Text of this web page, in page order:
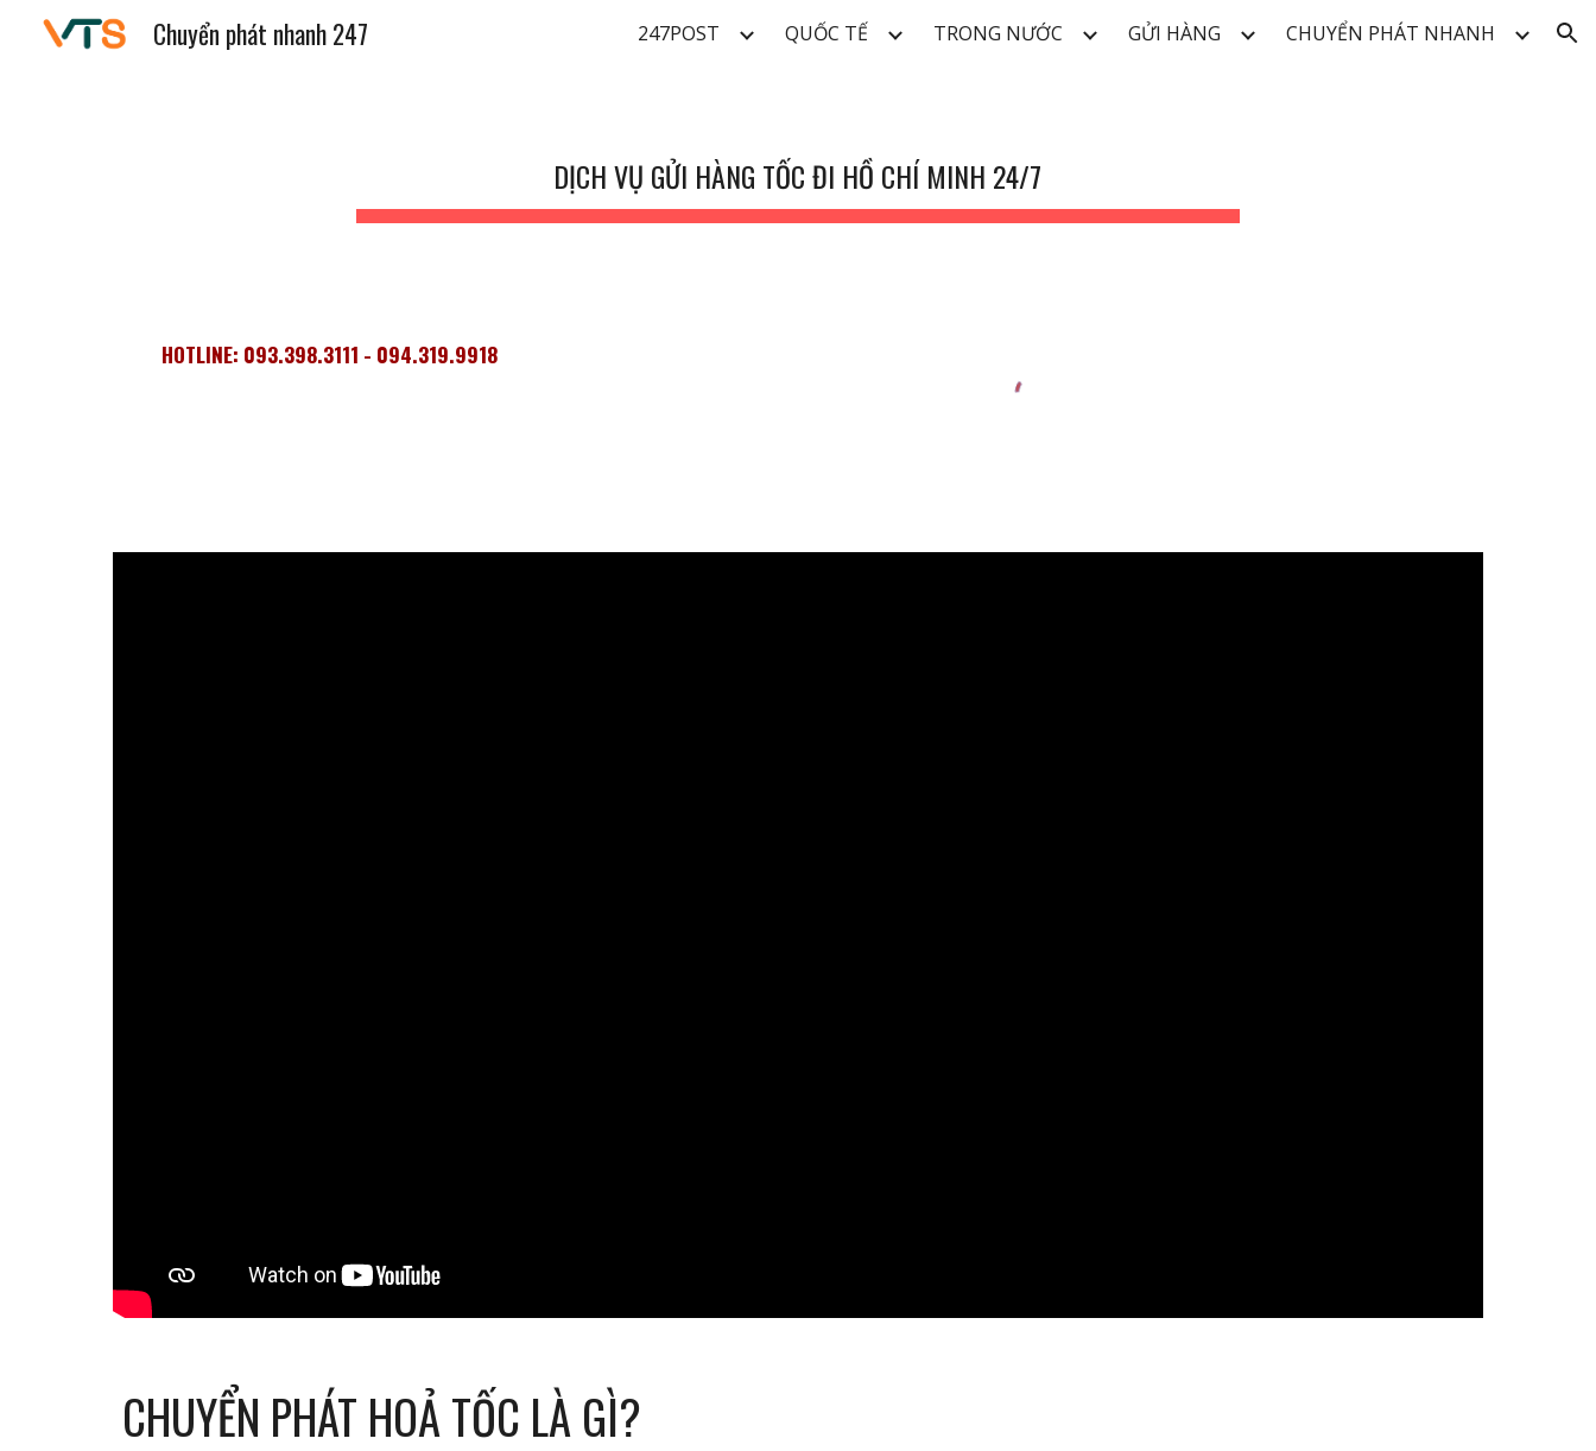
Skip to main content Skip to navigation
Chuyển phát nhanh 247 247POST QUỐC TẾ TRONG NƯỚC GỬI HÀNG CHUYỂN PHÁT NHANH
DỊCH VỤ GỬI HÀNG TỐC ĐI HỒ CHÍ MINH 24/7
HOTLINE: 093.398.3111 - 094.319.9918
CHUYỂN PHÁT HOẢ TỐC LÀ GÌ?